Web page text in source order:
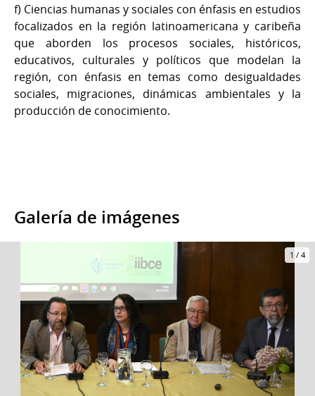
f) Ciencias humanas y sociales con énfasis en estudios
focalizados en la región latinoamericana y caribeña
que aborden los procesos sociales, históricos,
educativos, culturales y políticos que modelan la
región, con énfasis en temas como desigualdades
sociales, migraciones, dinámicas ambientales y la
producción de conocimiento.
Galería de imágenes
1 / 4